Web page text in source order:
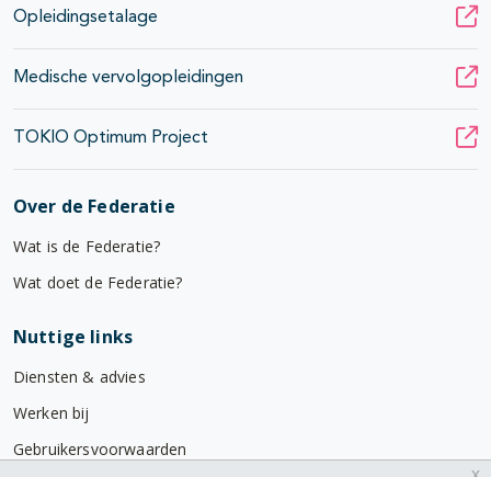
Opleidingsetalage
Medische vervolgopleidingen
TOKIO Optimum Project
Over de Federatie
Wat is de Federatie?
Wat doet de Federatie?
Nuttige links
Diensten & advies
Werken bij
Gebruikersvoorwaarden